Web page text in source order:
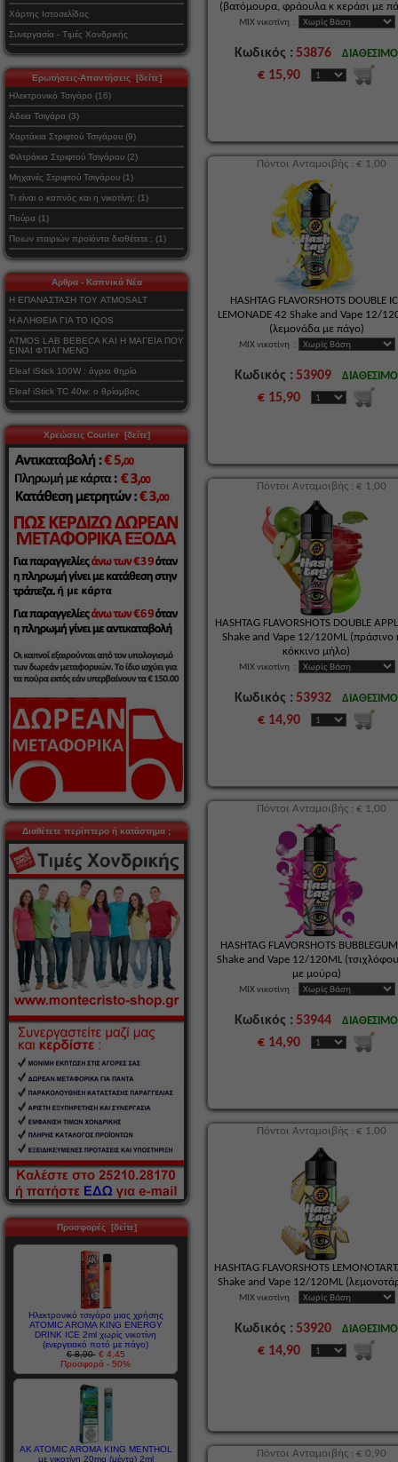
Χάρτης Ιστοσελίδας
Συνεργασία - Τιμές Χονδρικής
Ερωτήσεις-Απαντήσεις [δείτε]
Ηλεκτρονικό Τσιγάρο (16)
Αδεια Τσιγάρα (3)
Χαρτάκια Στριφτού Τσιγάρου (9)
Φιλτράκια Στριφτού Τσιγάρου (2)
Μηχανές Στριφτού Τσιγάρου (1)
Τι είναι ο καπνός και η νικοτίνη; (1)
Πούρα (1)
Ποιων εταιριών προϊόντα διαθέτετε ; (1)
Αρθρα - Καπνικά Νέα
Η ΕΠΑΝΑΣΤΑΣΗ ΤΟΥ ATMOSALT
Η ΑΛΗΘΕΙΑ ΓΙΑ ΤΟ IQOS
ATMOS LAB BEBECA ΚΑΙ Η ΜΑΓΕΙΑ ΠΟΥ
ΕΙΝΑΙ ΦΤΙΑΓΜΕΝΟ
Eleaf iStick 100W : άγριο θηρίο
Eleaf iStick TC 40w: ο θρίαμβος
Χρεώσεις Courier [δείτε]
Διαθέτετε περίπτερο ή κατάστημα ;
Προσφορές [δείτε]
Ηλεκτρονικό τσιγάρο μιας χρήσης
ATOMIC AROMA KING ENERGY
DRINK ICE 2ml χωρίς νικοτίνη
(ενεργειακό ποτό με πάγο)
€ 8,90 € 4,45
Προσφορά - 50%
AK ATOMIC AROMA KING MENTHOL
με νικοτίνη 20mg (μέντα) 2ml
(βατόμουρα, φράουλα κ κεράσι με
MIX νικοτίνη :
Κωδικός : 53876 ΔΙΑΘΕΣΙΜΟ
€ 15,90
HASHTAG FLAVORSHOTS DOUBLE
LEMONADE 42 Shake and Vape 12/
(λεμονάδα με πάγο)
MIX νικοτίνη :
Κωδικός : 53909 ΔΙΑΘΕΣΙΜΟ
€ 15,90
Πόντοι Ανταμοιβής : € 1,00
HASHTAG FLAVORSHOTS DOUBLE
Shake and Vape 12/120ML (πράσινο
κόκκινο μήλο)
MIX νικοτίνη :
Κωδικός : 53932 ΔΙΑΘΕΣΙΜΟ
€ 14,90
Πόντοι Ανταμοιβής : € 1,00
HASHTAG FLAVORSHOTS
Shake and Vape 12/120ML
με μούρα)
MIX νικοτίνη :
Κωδικός : 53944 ΔΙΑΘΕΣΙΜΟ
€ 14,90
Πόντοι Ανταμοιβής : € 1,00
HASHTAG FLAVORSHOTS
Shake and Vape 12/120ML
MIX νικοτίνη :
Κωδικός : 53920 ΔΙΑΘΕΣΙΜΟ
€ 14,90
Πόντοι Ανταμοιβής : € 1,00
Πόντοι Ανταμοιβής : € 0,90